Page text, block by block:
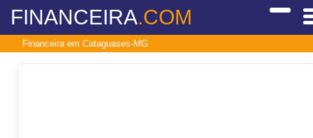
FINANCEIRA.COM
Financeira em Cataguases-MG